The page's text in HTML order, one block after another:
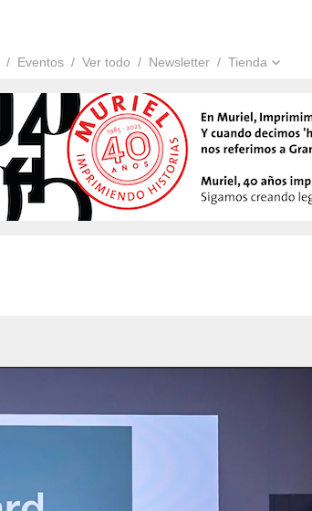
Eventos Ver todo Newsletter Tienda